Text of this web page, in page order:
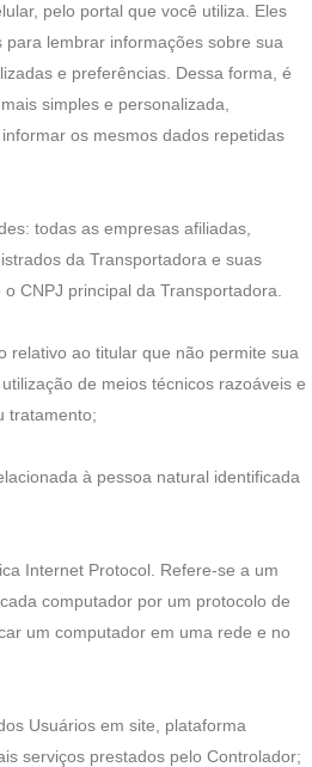
pelo portal que você utiliza. Eles
lembrar informações sobre sua
e preferências. Dessa forma, é
simples e personalizada,
os mesmos dados repetidas
todas as empresas afiliadas,
da Transportadora e suas
CNPJ principal da Transportadora.
relativo ao titular que não permite sua
de meios técnicos razoáveis e
tratamento;
à pessoa natural identificada
Internet Protocol. Refere-se a um
computador por um protocolo de
um computador em uma rede e no
Usuários em site, plataforma
serviços prestados pelo Controlador;